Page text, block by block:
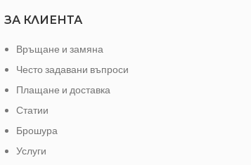
ЗА КЛИЕНТА
Връщане и замяна
Често задавани въпроси
Плащане и доставка
Статии
Брошура
Услуги